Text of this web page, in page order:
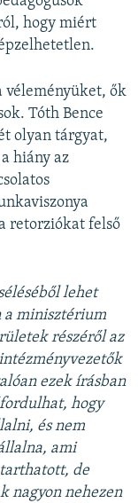
hogy miért
véleményüket, ők
Tóth Bence
olyan tárgyat,
hiány az
retorziókat felső
lehet
a minisztérium
részéről az
ezek írásban
hogy
és nem
ami
de
nagyon nehezen